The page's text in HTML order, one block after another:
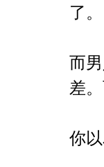
了。
而
差
你